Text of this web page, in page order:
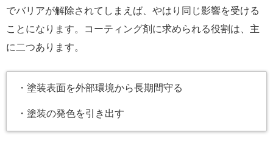
でバリアが解除されてしまえば、やはり同じ影響を受ける
ことになります。コーティング剤に求められる役割は、主
に二つあります。
・塗装表面を外部環境から長期間守る
・塗装の発色を引き出す